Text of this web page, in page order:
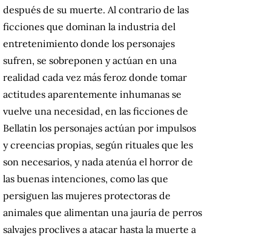
después de su muerte. Al contrario de las
ficciones que dominan la industria del
entretenimiento donde los personajes
sufren, se sobreponen y actúan en una
realidad cada vez más feroz donde tomar
actitudes aparentemente inhumanas se
vuelve una necesidad, en las ficciones de
Bellatin los personajes actúan por impulsos
y creencias propias, según rituales que les
son necesarios, y nada atenúa el horror de
las buenas intenciones, como las que
persiguen las mujeres protectoras de
animales que alimentan una jauría de perros
salvajes proclives a atacar hasta la muerte a